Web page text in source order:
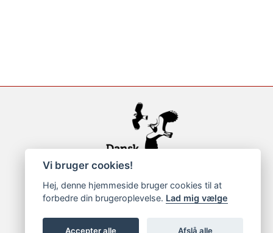
Vi bruger cookies!
Hej, denne hjemmeside bruger cookies til at
forbedre din brugeroplevelse. Lad mig vælge
Accepter alle Afslå alle